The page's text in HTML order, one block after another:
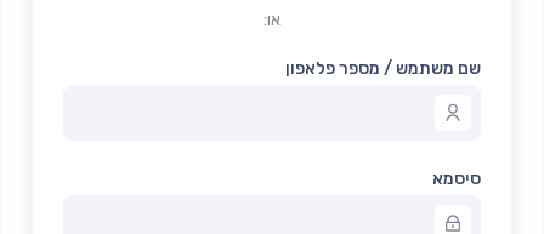
או:
שם משתמש / מספר פלאפון
סיסמא